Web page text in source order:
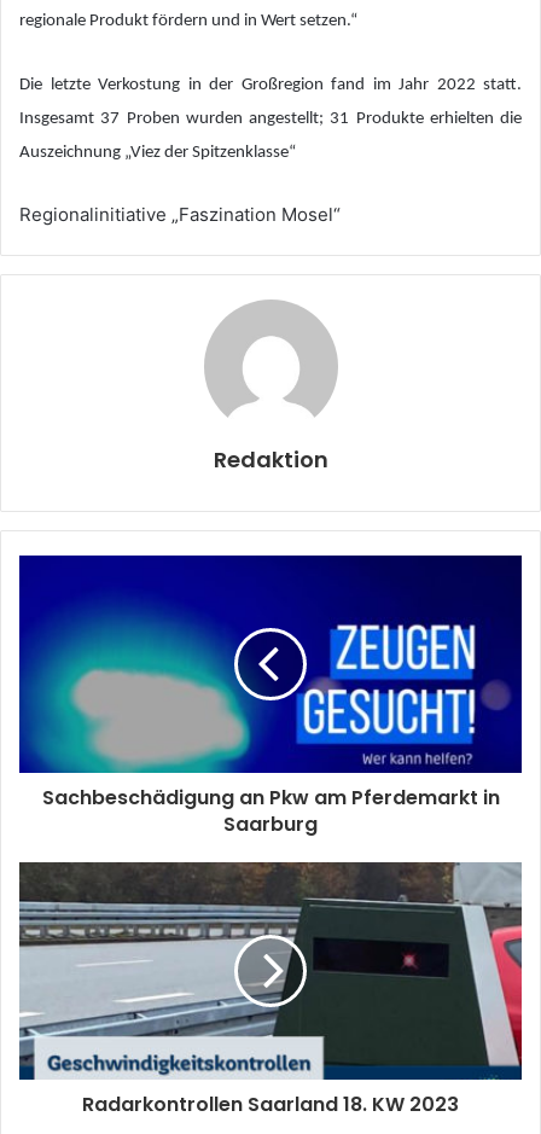
regionale Produkt fördern und in Wert setzen.“
Die letzte Verkostung in der Großregion fand im Jahr 2022 statt.
Insgesamt 37 Proben wurden angestellt; 31 Produkte erhielten die
Auszeichnung „Viez der Spitzenklasse“
Regionalinitiative „Faszination Mosel“
Redaktion
Sachbeschädigung an Pkw am Pferdemarkt in
Saarburg
Radarkontrollen Saarland 18. KW 2023